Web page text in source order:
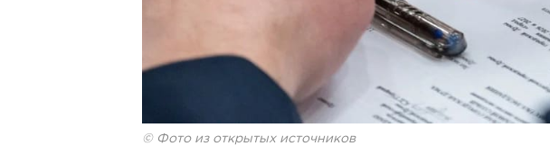
© Фото из открытых источников